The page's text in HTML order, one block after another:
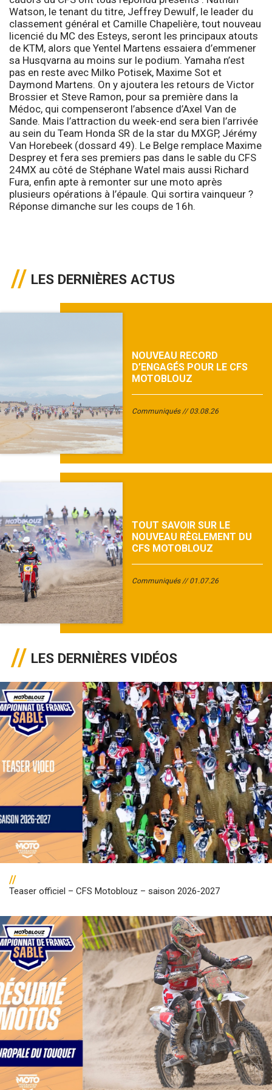
Watson, le tenant du titre, Jeffrey Dewulf, le leader du
classement général et Camille Chapelière, tout nouveau
licencié du MC des Esteys, seront les principaux atouts
de KTM, alors que Yentel Martens essaiera d’emmener
sa Husqvarna au moins sur le podium. Yamaha n’est
pas en reste avec Milko Potisek, Maxime Sot et
Daymond Martens. On y ajoutera les retours de Victor
Brossier et Steve Ramon, pour sa première dans la
Médoc, qui compenseront l’absence d’Axel Van de
Sande. Mais l’attraction du week-end sera bien l’arrivée
au sein du Team Honda SR de la star du MXGP, Jérémy
Van Horebeek (dossard 49). Le Belge remplace Maxime
Desprey et fera ses premiers pas dans le sable du CFS
24MX au côté de Stéphane Watel mais aussi Richard
Fura, enfin apte à remonter sur une moto après
plusieurs opérations à l’épaule. Qui sortira vainqueur ?
Réponse dimanche sur les coups de 16h.
LES DERNIÈRES ACTUS
NOUVEAU RECORD
D’ENGAGÉS POUR LE CFS
MOTOBLOUZ
Communiqués 03.08.26
TOUT SAVOIR SUR LE
NOUVEAU RÈGLEMENT DU
CFS MOTOBLOUZ
Communiqués 01.07.26
LES DERNIÈRES VIDÉOS
//
Teaser officiel – CFS Motoblouz – saison 2026-2027